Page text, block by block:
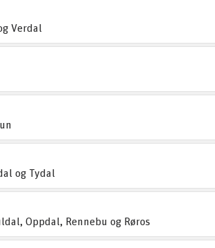
Verdal
og Tydal
Oppdal, Rennebu og Røros